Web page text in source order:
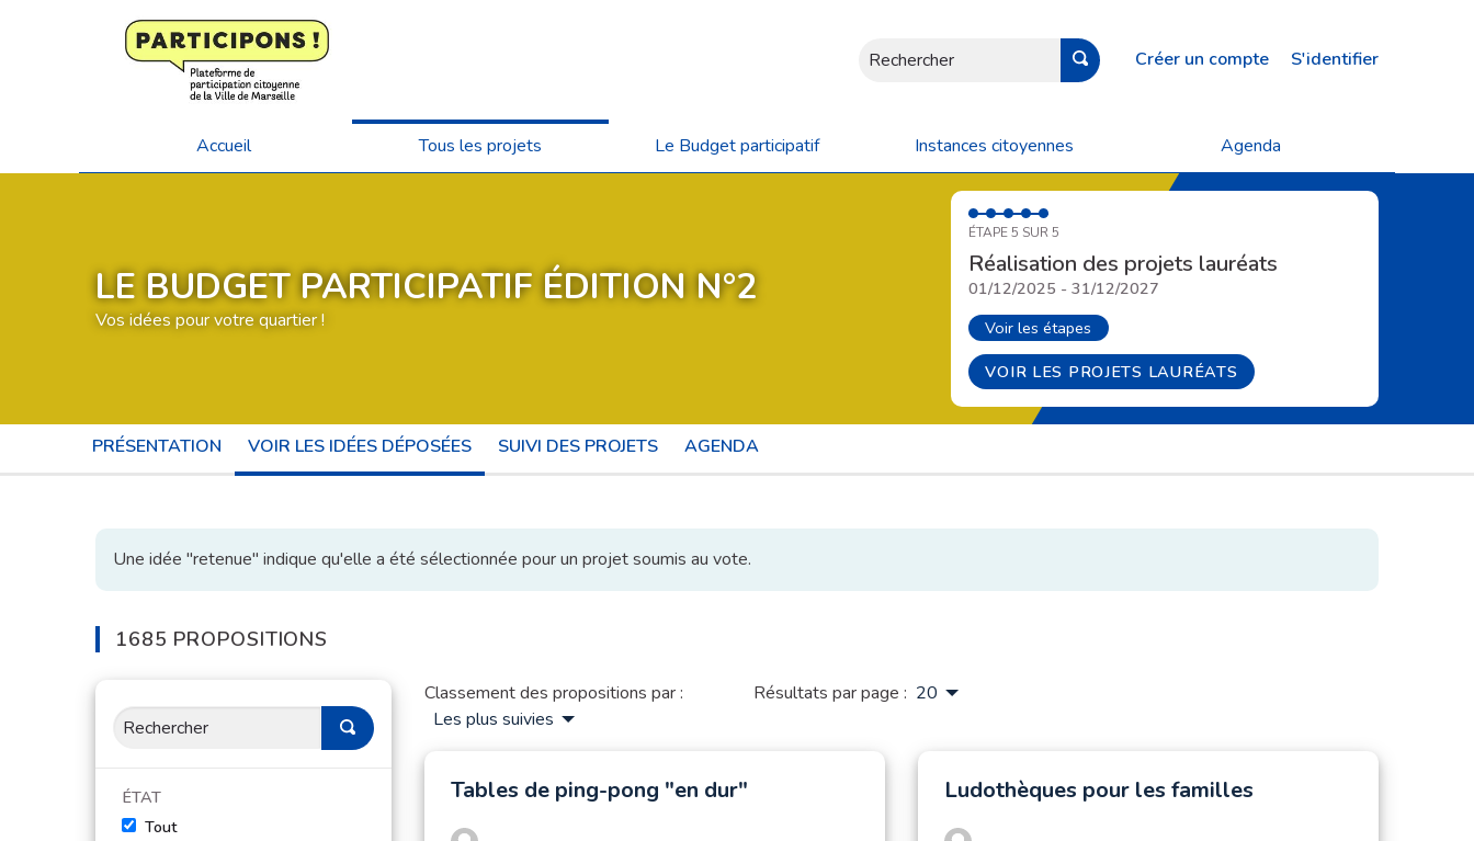
Rechercher Créer un compte S'identifier
Accueil Tous les projets Le Budget participatif Instances citoyennes Agenda
LE BUDGET PARTICIPATIF ÉDITION N°2
Vos idées pour votre quartier !
ÉTAPE 5 SUR 5
Réalisation des projets lauréats
01/12/2025 - 31/12/2027
Voir les étapes
VOIR LES PROJETS LAURÉATS
PRÉSENTATION VOIR LES IDÉES DÉPOSÉES SUIVI DES PROJETS AGENDA
Une idée "retenue" indique qu'elle a été sélectionnée pour un projet soumis au vote.
1685 PROPOSITIONS
ÉTAT
Tout
Classement des propositions par :
Les plus suivies
Résultats par page : 20
Tables de ping-pong "en dur" Ludothèques pour les familles